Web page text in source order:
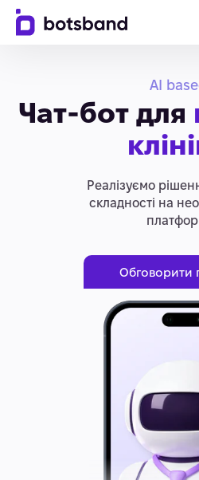
AI
Чат-бот для
Реалізуємо
складності на
Обговорити